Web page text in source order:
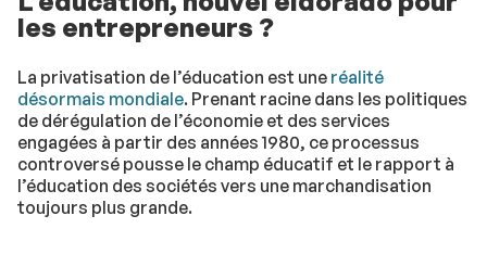
les entrepreneurs ?
La privatisation de l’éducation est une réalité
désormais mondiale. Prenant racine dans les politiques
de dérégulation de l’économie et des services
engagées à partir des années 1980, ce processus
controversé pousse le champ éducatif et le rapport à
l’éducation des sociétés vers une marchandisation
toujours plus grande.